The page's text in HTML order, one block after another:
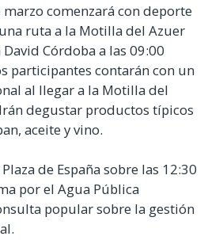
comenzará con deporte
ruta a la Motilla del Azuer
Córdoba a las 09:00
participantes contarán con un
al llegar a la Motilla del
degustar productos típicos
aceite y vino.
de España sobre las 12:30
por el Agua Pública
popular sobre la gestión